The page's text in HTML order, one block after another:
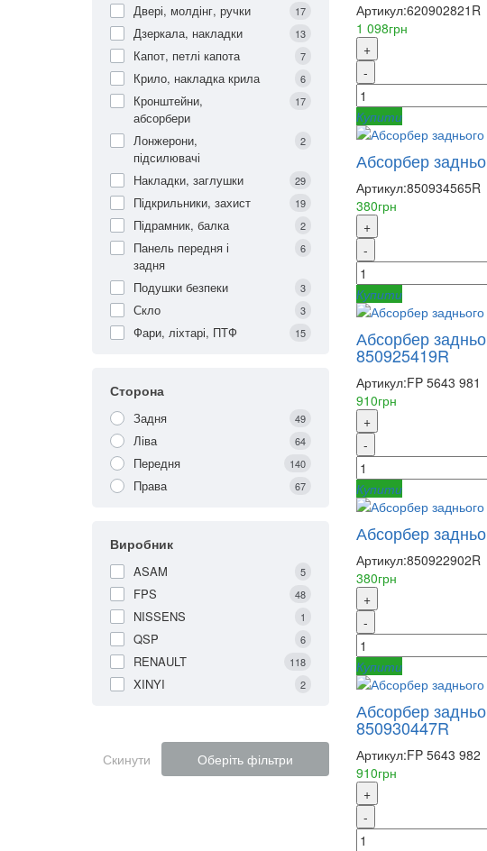
Двері, молдінг, ручки 17
Дзеркала, накладки 13
Капот, петлі капота 7
Крило, накладка крила 6
Кронштейни,
абсорбери
17
Лонжерони,
підсилювачі
2
Накладки, заглушки 29
Підкрильники, захист 19
Підрамник, балка 2
Панель передня і
задня
6
Подушки безпеки 3
Скло 3
Фари, ліхтарі, ПТФ 15
Сторона
Задня 49
Ліва 64
Передня 140
Права 67
Виробник
ASAM 5
FPS 48
NISSENS 1
QSP 6
RENAULT 118
XINYI 2
Скинути Оберіть фільтри
Артикул:620902821R
1 098грн
+
-
Купити
Абсорбер
Артикул:850934565R
380грн
+
-
Купити
Абсорбер
850925419R
Артикул:FP 5643 981
910грн
+
-
Купити
Абсорбер
Артикул:850922902R
380грн
+
-
Купити
Абсорбер
850930447R
Артикул:FP 5643 982
910грн
+
-